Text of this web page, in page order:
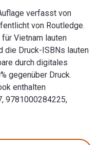
verfasst von
von Routledge.
Vietnam lauten
die Druck-ISBNs lauten
durch digitales
gegenüber Druck.
enthalten
9781000284225,